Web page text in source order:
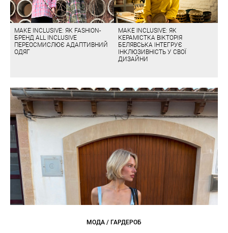
MAKE INCLUSIVE: ЯК FASHION-
БРЕНД ALL INCLUSIVE
ПЕРЕОСМИСЛЮЄ АДАПТИВНИЙ
ОДЯГ
MAKE INCLUSIVE: ЯК
КЕРАМІСТКА ВІКТОРІЯ
БЕЛЯВСЬКА ІНТЕГРУЄ
ІНКЛЮЗИВНІСТЬ У СВОЇ
ДИЗАЙНИ
МОДА / ГАРДЕРОБ